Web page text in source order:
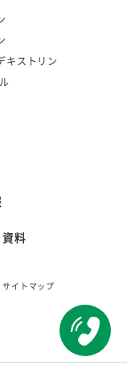
キストリン
料
サイトマップ